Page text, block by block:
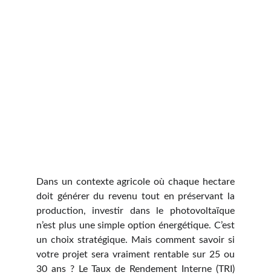
Dans un contexte agricole où chaque hectare
doit générer du revenu tout en préservant la
production, investir dans le photovoltaïque
n’est plus une simple option énergétique. C’est
un choix stratégique. Mais comment savoir si
votre projet sera vraiment rentable sur 25 ou
30 ans ? Le Taux de Rendement Interne (TRI)